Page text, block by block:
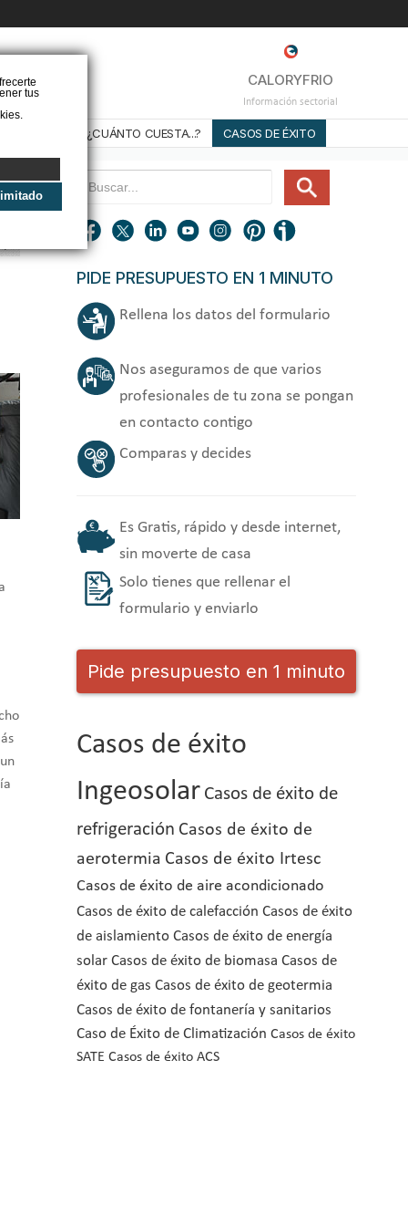
tus
CALORYFRIO
Información sectorial
¿CUÁNTO CUESTA...? CASOS DE ÉXITO
PIDE PRESUPUESTO EN 1 MINUTO
Rellena los datos del formulario
Nos aseguramos de que varios
profesionales de tu zona se pongan
en contacto contigo
Comparas y decides
Es Gratis, rápido y desde internet,
sin moverte de casa
Solo tienes que rellenar el
formulario y enviarlo
Pide presupuesto en 1 minuto
Casos de éxito
Ingeosolar Casos de éxito de
refrigeración Casos de éxito de
aerotermia Casos de éxito Irtesc
Casos de éxito de aire acondicionado
Casos de éxito de calefacción Casos de éxito
de aislamiento Casos de éxito de energía
solar Casos de éxito de biomasa Casos de
éxito de gas Casos de éxito de geotermia
Casos de éxito de fontanería y sanitarios
Caso de Éxito de Climatización Casos de éxito
SATE Casos de éxito ACS